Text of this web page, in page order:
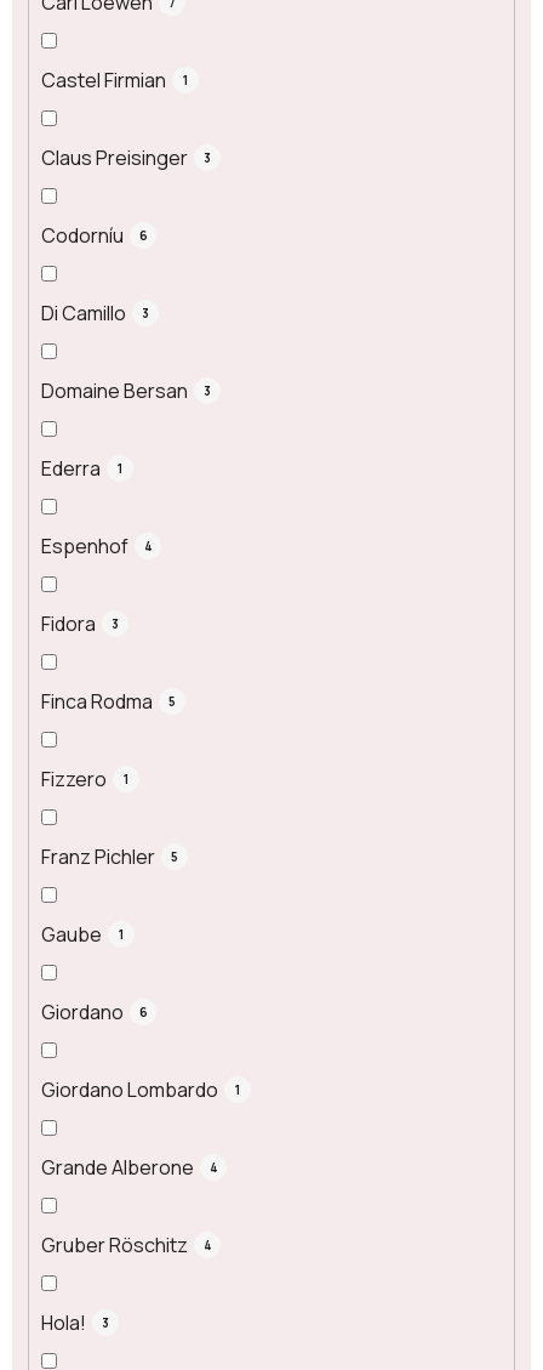
Castel Firmian 1
Claus Preisinger 3
Codorníu 6
Di Camillo 3
Domaine Bersan 3
Ederra 1
Espenhof 4
Fidora 3
Finca Rodma 5
Fizzero 1
Franz Pichler 5
Gaube 1
Giordano 6
Giordano Lombardo 1
Grande Alberone 4
Gruber Röschitz 4
Hola! 3